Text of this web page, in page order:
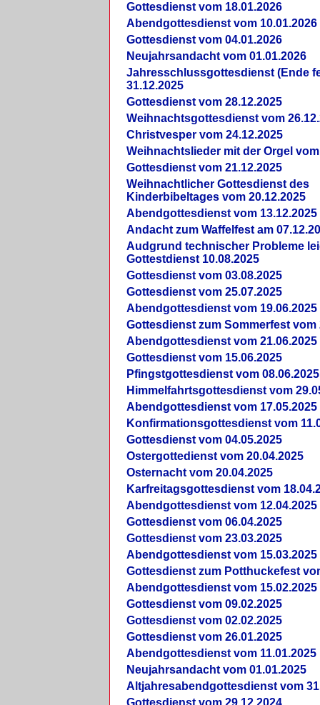
Gottesdienst vom 18.01.2026
Abendgottesdienst vom 10.01.2026
Gottesdienst vom 04.01.2026
Neujahrsandacht vom 01.01.2026
Jahresschlussgottesdienst (Ende
31.12.2025
Gottesdienst vom 28.12.2025
Weihnachtsgottesdienst vom
Christvesper vom 24.12.2025
Weihnachtslieder mit der Orgel vom
Gottesdienst vom 21.12.2025
Weihnachtlicher Gottesdienst des
Kinderbibeltages vom 20.12.2025
Abendgottesdienst vom 13.12.2025
Andacht zum Waffelfest am
Audgrund technischer Probleme
Gottestdienst 10.08.2025
Gottesdienst vom 03.08.2025
Gottesdienst vom 25.07.2025
Abendgottesdienst vom 19.06.2025
Gottesdienst zum Sommerfest vom
Abendgottesdienst vom 21.06.2025
Gottesdienst vom 15.06.2025
Pfingstgottesdienst vom 08.06.2025
Himmelfahrtsgottesdienst vom
Abendgottesdienst vom 17.05.2025
Konfirmationsgottesdienst vom
Gottesdienst vom 04.05.2025
Ostergottedienst vom 20.04.2025
Osternacht vom 20.04.2025
Karfreitagsgottesdienst vom
Abendgottesdienst vom 12.04.2025
Gottesdienst vom 06.04.2025
Gottesdienst vom 23.03.2025
Abendgottesdienst vom 15.03.2025
Gottesdienst zum Potthuckefest
Abendgottesdienst vom 15.02.2025
Gottesdienst vom 09.02.2025
Gottesdienst vom 02.02.2025
Gottesdienst vom 26.01.2025
Abendgottesdienst vom 11.01.2025
Neujahrsandacht vom 01.01.2025
Altjahresabendgottesdienst vom